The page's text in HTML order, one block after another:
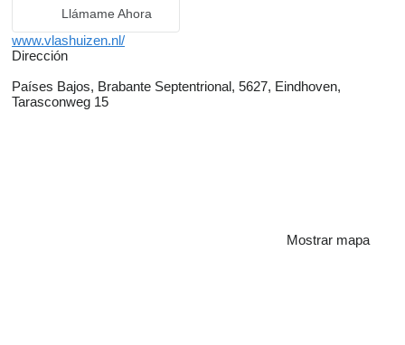
Llámame Ahora
www.vlashuizen.nl/
Dirección
Países Bajos, Brabante Septentrional, 5627, Eindhoven,
Tarasconweg 15
Mostrar mapa